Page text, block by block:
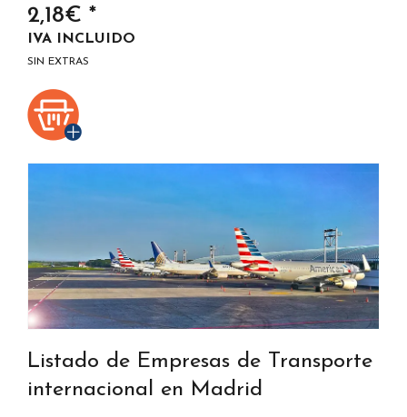
2,18€ *
IVA INCLUIDO
SIN EXTRAS
Listado de Empresas de Transporte
internacional en Madrid